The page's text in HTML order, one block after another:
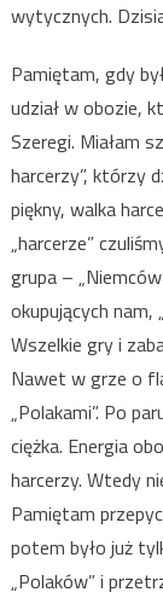
wytycznych.
Pamiętam, gdy
udział w obozie,
Szeregi. Miałam
harcerzy”, którzy
piękny, walka
„harcerze”
grupa –
okupujących nam,
Wszelkie gry i
Nawet w grze o
„Polakami”. Po
ciężka. Energia
harcerzy. Wtedy
Pamiętam
potem było już
„Polaków” i